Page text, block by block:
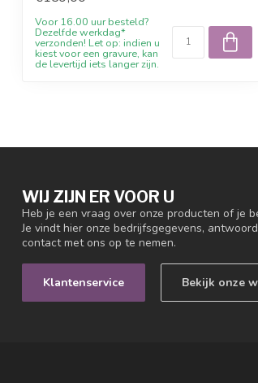
Voor 16.00 uur besteld?
Dezelfde werkdag*
verzonden! Let op: indien u
kiest voor een gravure, kan
de levertijd iets langer zijn.
WIJ ZIJN ER VOOR U
Heb je een vraag over onze producten of je
Je vindt hier onze bedrijfsgegevens,
contact met ons op te nemen.
Klantenservice Bekijk onze